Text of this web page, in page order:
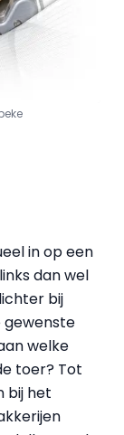
in op een
dan wel
bij
gewenste
welke
toer? Tot
bij het